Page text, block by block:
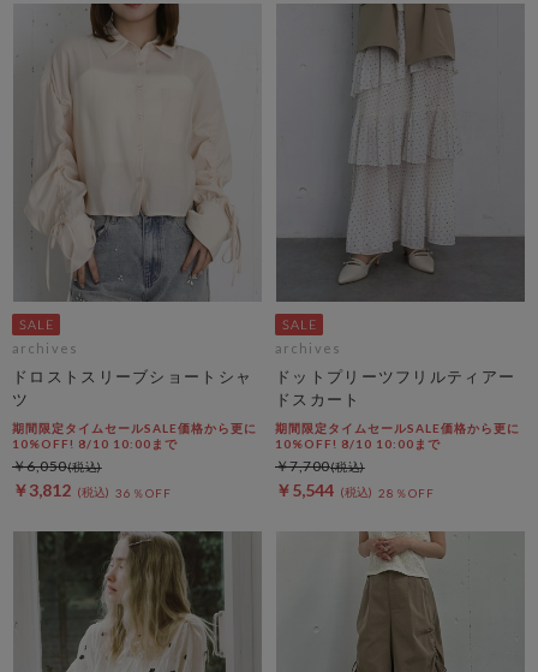
archives
ドロストスリーブショートシャ
ツ
期間限定タイムセールSALE価格から更に
10%OFF! 8/10 10:00まで
￥3,812 36％OFF
￥6,050
archives
ドットプリーツフリルティアー
ドスカート
期間限定タイムセールSALE価格から更に
10%OFF! 8/10 10:00まで
￥5,544 28％OFF
￥7,700